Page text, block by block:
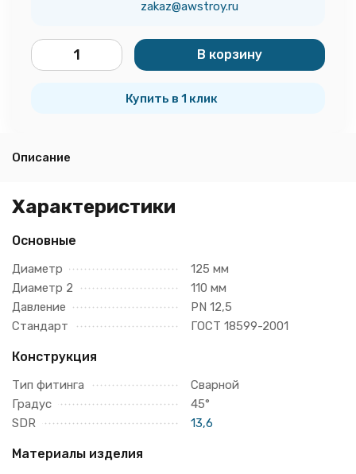
zakaz@awstroy.ru
В корзину
Купить в 1 клик
Описание
Характеристики
Основные
Диаметр
125 мм
Диаметр 2
110 мм
Давление
PN 12,5
Стандарт
ГОСТ 18599-2001
Конструкция
Тип фитинга
Сварной
Градус
45°
SDR
13,6
Материалы изделия